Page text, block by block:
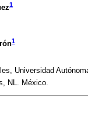
1
1
Universidad
NL. México.